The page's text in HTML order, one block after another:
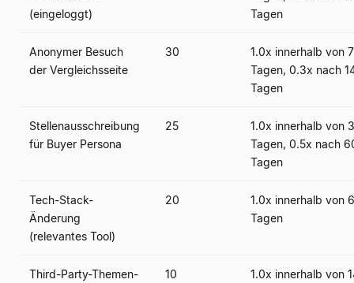
(eingeloggt)
Tagen
Anonymer Besuch
der Vergleichsseite
30
1.0x innerhalb von 7
Tagen, 0.3x nach
Tagen
Stellenausschreibung
für Buyer Persona
25
1.0x innerhalb von
Tagen, 0.5x nach
Tagen
Tech-Stack-
Änderung
(relevantes Tool)
20
1.0x innerhalb von
Tagen
Third-Party-Themen-
10
1.0x innerhalb von